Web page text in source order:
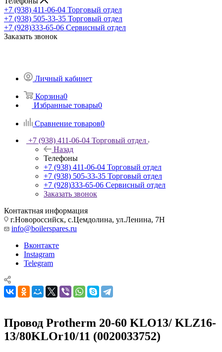
+7 (938) 411-06-04 Торговый отдел
+7 (938) 505-33-35 Торговый отдел
+7 (928)333-65-06 Сервисный отдел
Заказать звонок
Личный кабинет
Корзина0
Избранные товары0
Сравнение товаров0
+7 (938) 411-06-04 Торговый отдел
Назад
Телефоны
+7 (938) 411-06-04 Торговый отдел
+7 (938) 505-33-35 Торговый отдел
+7 (928)333-65-06 Сервисный отдел
Заказать звонок
Контактная информация
г.Новороссийск, с.Цемдолина, ул.Ленина, 7Н
info@boilerspares.ru
Вконтакте
Instagram
Telegram
Провод Protherm 20-60 KLO13/ KLZ16-
13/80KLOr10/11 (0020033752)